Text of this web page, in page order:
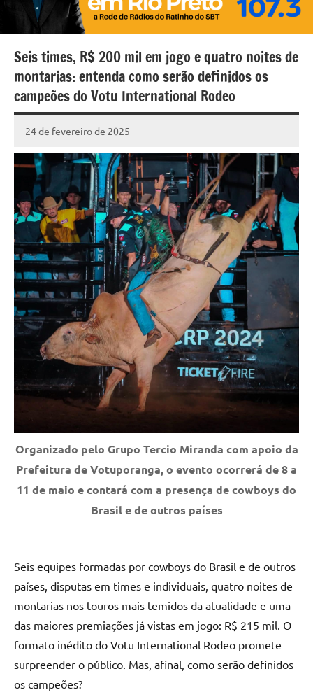
Seis times, R$ 200 mil em jogo e quatro noites de
montarias: entenda como serão definidos os
campeões do Votu International Rodeo
24 de fevereiro de 2025
Marcelo
Fachin
Nenhum
Comentário
Organizado pelo Grupo Tercio Miranda com apoio da
Prefeitura de Votuporanga, o evento ocorrerá de 8 a
11 de maio e contará com a presença de cowboys do
Brasil e de outros países
Seis equipes formadas por cowboys do Brasil e de outros
países, disputas em times e individuais, quatro noites de
montarias nos touros mais temidos da atualidade e uma
das maiores premiações já vistas em jogo: R$ 215 mil. O
formato inédito do Votu International Rodeo promete
surpreender o público. Mas, afinal, como serão definidos
os campeões?